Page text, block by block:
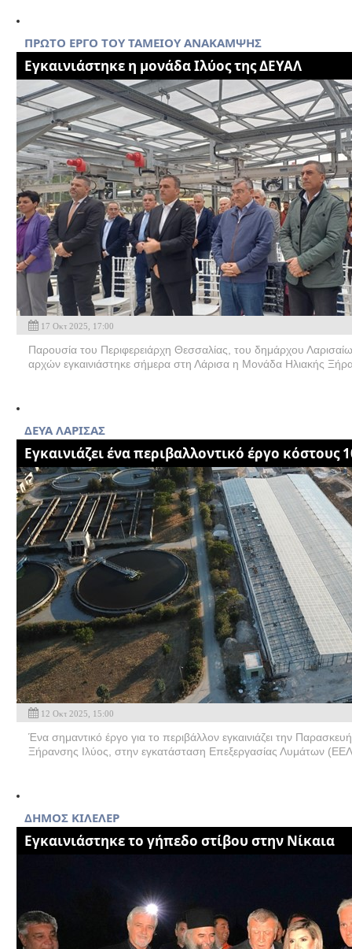
ΠΡΩΤΟ ΕΡΓΟ ΤΟΥ ΤΑΜΕΙΟΥ ΑΝΑΚΑΜΨΗΣ
Eγκαινιάστηκε η μονάδα Ιλύος της ΔΕΥΑΛ
17 Οκτ 2025, 17:00
Παρουσία του Περιφερειάρχη Θεσσαλίας, του δημάρχου
αρχών εγκαινιάστηκε σήμερα στη Λάρισα η Μονάδα Ηλιακής
ΔΕΥΑ ΛΑΡΙΣΑΣ
Eγκαινιάζει ένα περιβαλλοντικό έργο κόστους
12 Οκτ 2025, 15:00
Ένα σημαντικό έργο για το περιβάλλον εγκαινιάζει την
Ξήρανσης Ιλύος, στην εγκατάσταση Επεξεργασίας Λυμάτων
ΔΗΜΟΣ ΚΙΛΕΛΕΡ
Εγκαινιάστηκε το γήπεδο στίβου στην Νίκαια